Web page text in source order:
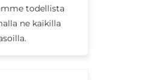
todellista
ne kaikilla